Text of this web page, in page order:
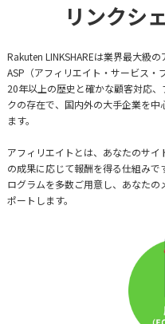
リンクシ
Rakuten LINKSHAREは業界最大級
ASP（アフィリエイト・サービス・
20年以上の歴史と確かな顧客対応
クの存在で、国内外の大手企業を
ます。
アフィリエイトとは、あなたのサ
の成果に応じて報酬を得る仕組み
ログラムを多数ご用意し、あなた
ポートします。